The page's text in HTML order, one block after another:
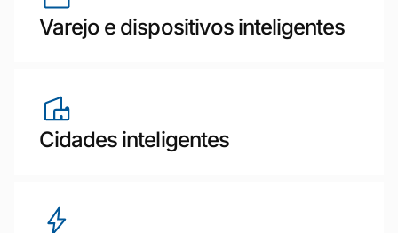
Varejo e dispositivos inteligentes
Cidades inteligentes